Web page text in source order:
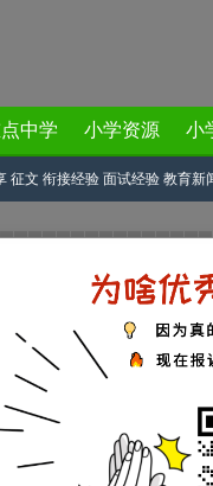
中学 小学资源 小
征文 衔接经验 面试经验 教育新
国语实验学校小
： 广州奥数网 2012-12-03
国语实验学校(